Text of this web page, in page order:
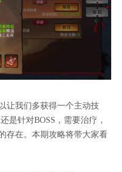
让我们多获得一个主动技
是针对BOSS，需要治疗，
存在。本期攻略将带大家看